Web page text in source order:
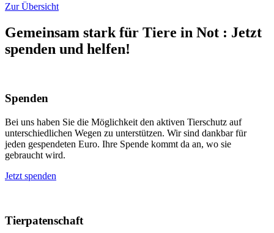
Zur Übersicht
Gemeinsam stark für Tiere in Not : Jetzt
spenden und helfen!
Spenden
Bei uns haben Sie die Möglichkeit den aktiven Tierschutz auf
unterschiedlichen Wegen zu unterstützen. Wir sind dankbar für
jeden gespendeten Euro. Ihre Spende kommt da an, wo sie
gebraucht wird.
Jetzt spenden
Tierpatenschaft